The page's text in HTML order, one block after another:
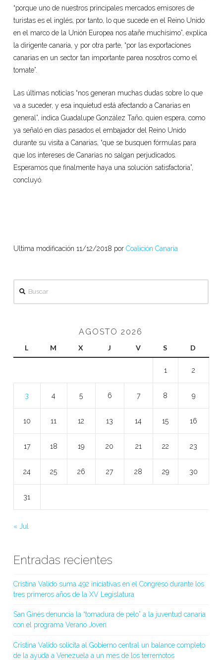
“porque uno de nuestros principales mercados emisores de
turistas es el inglés, por tanto, lo que sucede en el Reino Unido
en el marco de la Unión Europea nos atañe muchísimo”, explica
la dirigente canaria, y por otra parte, “por las exportaciones
canarias en un sector tan importante parea nosotros como el
tomate”.
Las últimas noticias “nos generan muchas dudas sobre lo que
va a suceder, y esa inquietud está afectando a Canarias en
general”, indica Guadalupe González Taño, quien espera, como
ya señaló en días pasados el embajador del Reino Unido
durante su visita a Canarias, “que se busquen fórmulas para
que los intereses de Canarias no salgan perjudicados.
Esperamos que finalmente haya una solución satisfactoria”,
concluyó.
Ultima modificación 11/12/2018 por Coalición Canaria
AGOSTO 2026
L M X J V S D
1 2
3 4 5 6 7 8 9
10 11 12 13 14 15 16
17 18 19 20 21 22 23
24 25 26 27 28 29 30
31
« Jul
Entradas recientes
Cristina Valido suma 492 iniciativas en el Congreso durante los
tres primeros años de la XV Legislatura
San Ginés denuncia la “tomadura de pelo” a la juventud canaria
con el programa Verano Joven
Cristina Valido solicita al Gobierno central un balance completo
de la ayuda a Venezuela a un mes de los terremotos